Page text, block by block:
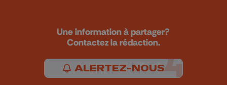
Une information à partager?
Contactez la rédaction.
ALERTEZ-NOUS